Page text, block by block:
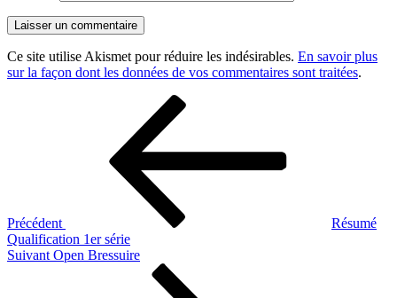
Ce site utilise Akismet pour réduire les indésirables. En savoir plus
sur la façon dont les données de vos commentaires sont traitées.
Précédent
Résumé
Qualification 1er série
Article
Suivant Open Bressuire